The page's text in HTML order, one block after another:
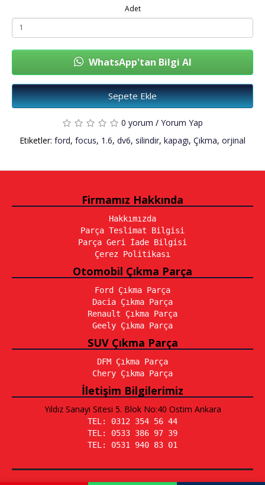
Adet
WhatsApp'tan Bilgi Al
Sepete Ekle
0 yorum / Yorum Yap
Etiketler: ford, focus, 1.6, dv6, silindir, kapagı, Çıkma, orjinal
Firmamız Hakkında
Hakkımızda
Parça Teslimat Bilgisi
Parça Geri İade Bilgisi
Çerez Politikası
Otomobil Çıkma Parça
Ford Çıkma Parça
Dacia Çıkma Parça
Renault Çıkma Parça
Geely Çıkma Parça
SUV Çıkma Parça
DFM Çıkma Parça
Chery Çıkma Parça
İletişim Bilgilerimiz
Yıldız Sanayi Sitesi 5. Blok No:40 Ostim Ankara
TEL: 0312 354 56 44
TEL: 0533 386 97 39
TEL: 0531 940 83 01